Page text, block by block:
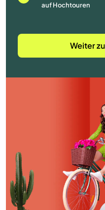
auf Hochtouren
Weiter